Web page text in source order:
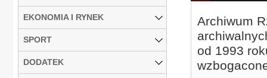
Archiwum
od 1993
EKONOMIA I RYNEK
SPORT
DODATEK